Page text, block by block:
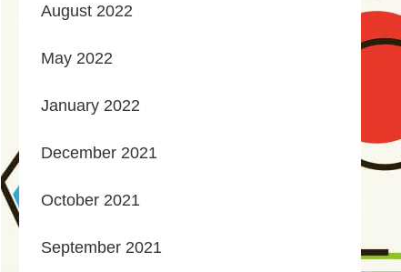
August 2022
May 2022
January 2022
December 2021
October 2021
September 2021